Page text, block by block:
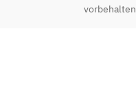
vorbehalten